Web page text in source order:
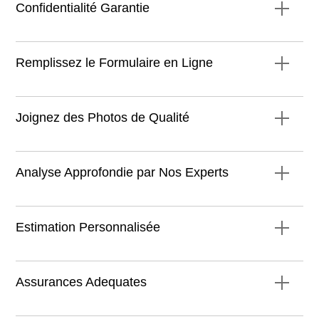
Confidentialité Garantie
Remplissez le Formulaire en Ligne
Joignez des Photos de Qualité
Analyse Approfondie par Nos Experts
Estimation Personnalisée
Assurances Adequates